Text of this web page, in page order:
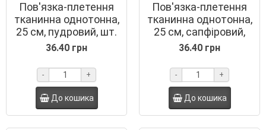
Пов'язка-плетення
тканинна однотонна,
25 см, пудровий, шт.
36.40 грн
- +
До кошика
Пов'язка-плетення
тканинна однотонна,
25 см, сапфіровий,
шт.
36.40 грн
- +
До кошика